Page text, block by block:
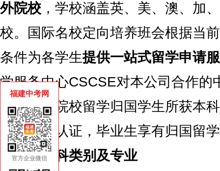
外院校 ，学校涵盖英、美、澳、加
校。国际名校定向培养班会根据当
条件为各学生提供一站式留学申请
学服务中心CSCSE对本公司合作的
海外对接院校留学归国学生所获本
条例给予认证，毕业生享有归国留
海外学科类别及专业
福建中考网
官方企业微信